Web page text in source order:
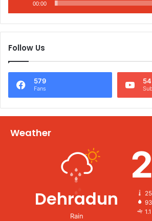
00:00
Follow Us
579
Fans
54
Weather
Dehradun
Rain